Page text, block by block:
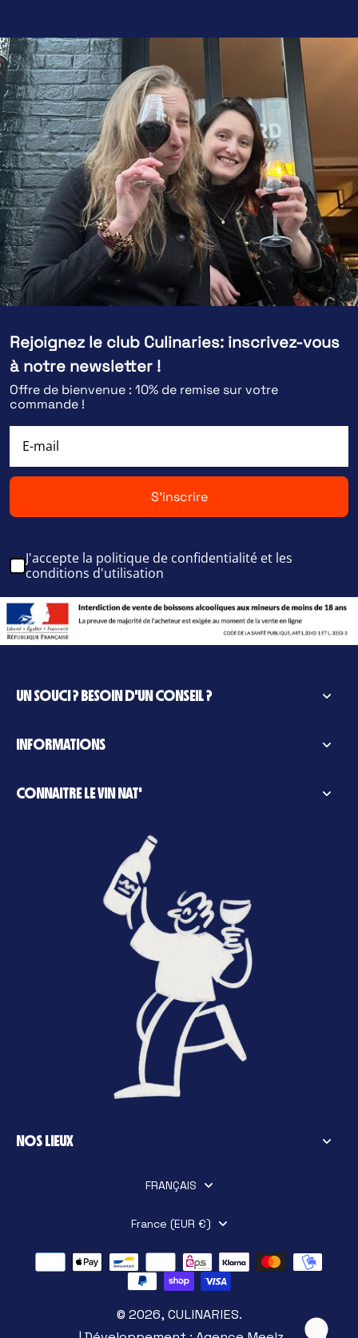
Rejoignez le club Culinaries: inscrivez-vous
à notre newsletter !
Offre de bienvenue : 10% de remise sur votre
commande !
S'inscrire
J'accepte la politique de confidentialité et les
conditions d'utilisation
UN SOUCI ? BESOIN D'UN CONSEIL ?
INFORMATIONS
CONNAITRE LE VIN NAT'
NOS LIEUX
FRANÇAIS
France (EUR €)
© 2026, CULINARIES.